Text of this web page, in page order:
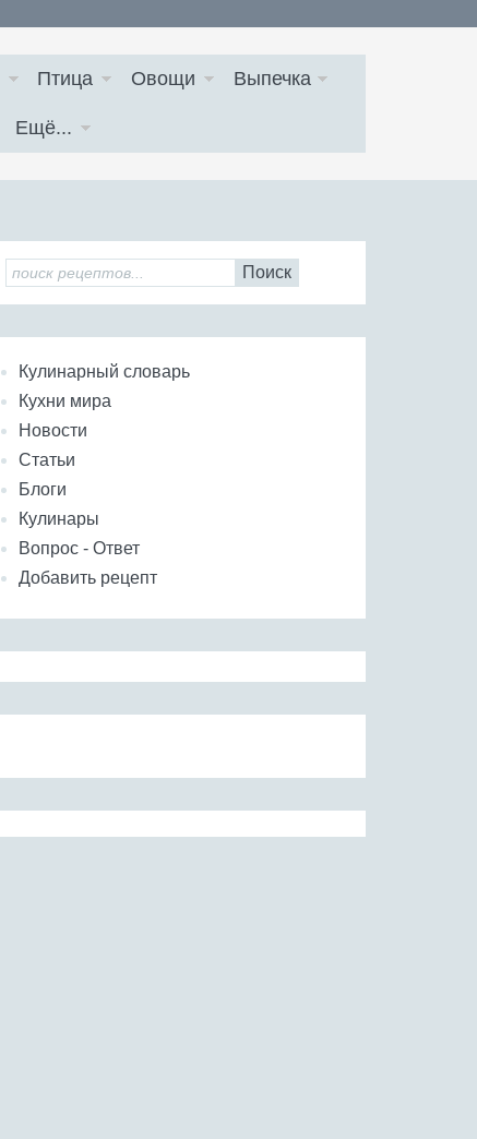
Птица Овощи Выпечка
Ещё...
Поиск
Кулинарный словарь
Кухни мира
Новости
Статьи
Блоги
Кулинары
Вопрос - Ответ
Добавить рецепт